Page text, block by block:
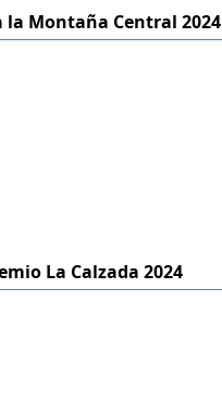
la Montaña Central 2024
La Calzada 2024